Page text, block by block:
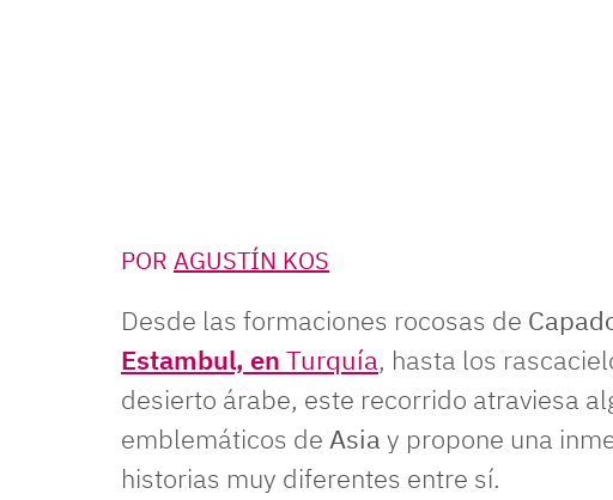
POR AGUSTÍN KOS
Desde las formaciones rocosas de
Estambul, en Turquía, hasta los
desierto árabe, este recorrido atraviesa
emblemáticos de Asia y propone una
historias muy diferentes entre sí.